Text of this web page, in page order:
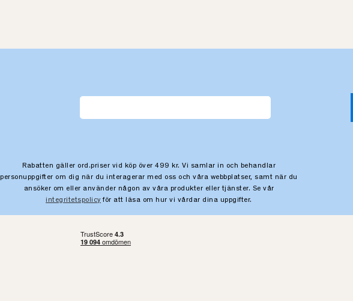
Rabatten gäller ord.priser vid köp över 499 kr. Vi samlar in och behandlar
personuppgifter om dig när du interagerar med oss och våra webbplatser, samt när du
ansöker om eller använder någon av våra produkter eller tjänster. Se vår
integritetspolicy för att läsa om hur vi vårdar dina uppgifter.